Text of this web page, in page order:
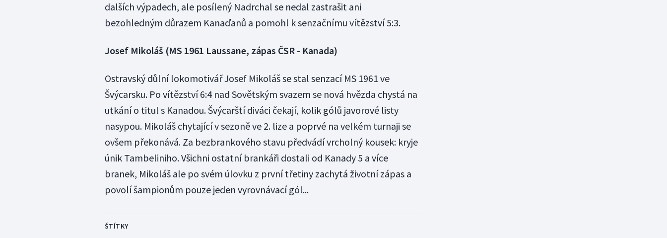
dalších výpadech, ale posílený Nadrchal se nedal zastrašit ani
bezohledným důrazem Kanaďanů a pomohl k senzačnímu vítězství 5:3.
Josef Mikoláš (MS 1961 Laussane, zápas ČSR - Kanada)
Ostravský důlní lokomotivář Josef Mikoláš se stal senzací MS 1961 ve
Švýcarsku. Po vítězství 6:4 nad Sovětským svazem se nová hvězda chystá na
utkání o titul s Kanadou. Švýcarští diváci čekají, kolik gólů javorové listy
nasypou. Mikoláš chytající v sezoně ve 2. lize a poprvé na velkém turnaji se
ovšem překonává. Za bezbrankového stavu předvádí vrcholný kousek: kryje
únik Tambeliniho. Všichni ostatní brankáři dostali od Kanady 5 a více
branek, Mikoláš ale po svém úlovku z první třetiny zachytá životní zápas a
povolí šampionům pouze jeden vyrovnávací gól...
ŠTÍTKY